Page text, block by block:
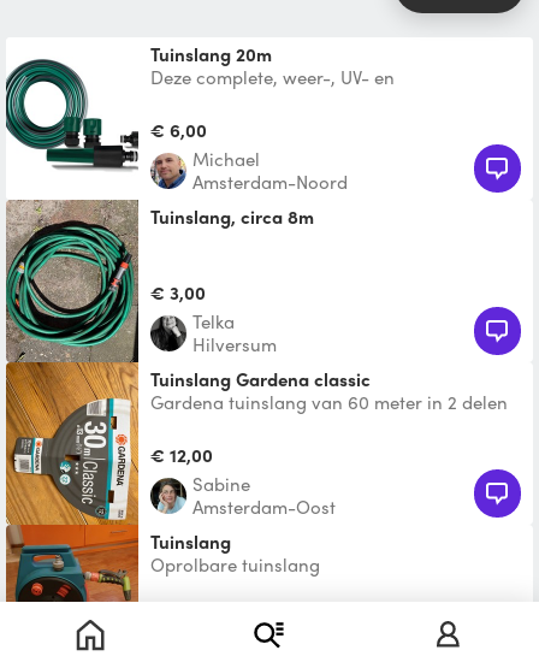
Tuinslang 20m
Deze complete, weer-, UV- en
20 meter lange slang, aanslui
€ 6,00
Michael
Amsterdam-Noord
Tuinslang, circa 8m
€ 3,00
Telka
Hilversum
Tuinslang Gardena classic
Gardena tuinslang van 60 meter in 2 delen
spuit.
€ 12,00
Sabine
Amsterdam-Oost
Tuinslang
Oprolbare tuinslang
Wladimir